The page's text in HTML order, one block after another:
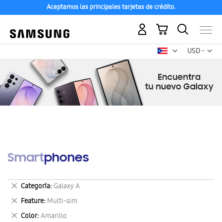
Aceptamos las principales tarjetas de crédito.
USD -
dólar
Mi carrito
Smartphones
Categoría Galaxy A
Eliminar
este
artículo
Feature Multi-sim
Eliminar
este
Color Amarillo
Eliminar